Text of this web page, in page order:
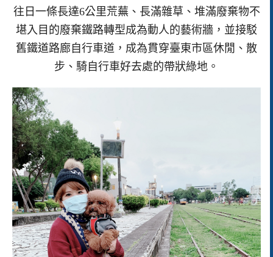
往日一條長達6公里荒蕪、長滿雜草、堆滿廢棄物不
堪入目的廢棄鐵路轉型成為動人的藝術牆，並接駁
舊鐵道路廊自行車道，成為貫穿臺東市區休閒、散
步、騎自行車好去處的帶狀綠地。